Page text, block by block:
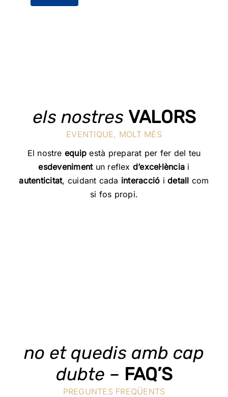
els nostres VALORS
EVENTIQUE, MOLT MÉS
El nostre equipestà preparat per fer del teu
esdeveniment un reflex d’excel·lència i
autenticitat, cuidant cada interacció idetall com
si fos propi.
no et quedis amb cap
dubte – FAQ’S
PREGUNTES FREQÜENTS